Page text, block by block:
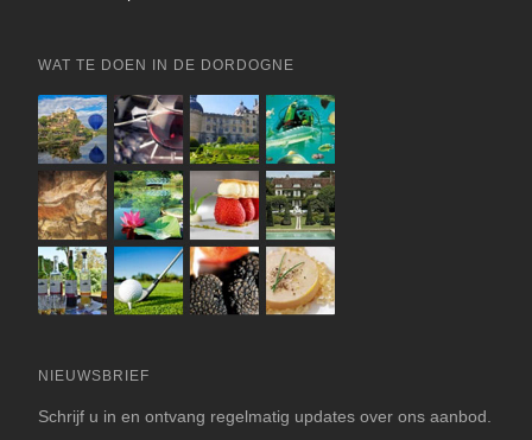
WAT TE DOEN IN DE DORDOGNE
NIEUWSBRIEF
Schrijf u in en ontvang regelmatig updates over ons aanbod.